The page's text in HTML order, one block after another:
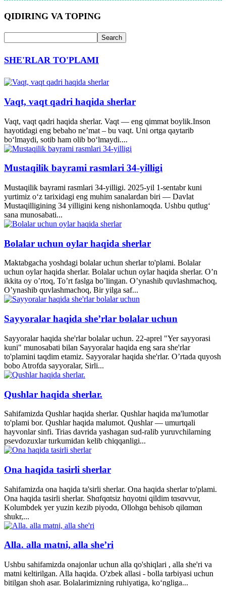
QIDIRING VA TOPING
SHE'RLAR TO'PLAMI
Vaqt, vaqt qadri haqida sherlar
Vaqt, vaqt qadri haqida sherlar. Vaqt — eng qimmat boylik.Inson
hayotidagi eng bebaho ne’mat – bu vaqt. Uni ortga qaytarib
bo‘lmaydi, sotib ham olib bo‘lmaydi....
Mustaqilik bayrami rasmlari 34-yilligi
Mustaqilik bayrami rasmlari 34-yilligi. 2025-yil 1-sentabr kuni
yurtimiz o‘z tarixidagi eng muhim sanalardan biri — Davlat
Mustaqilligining 34 yilligini keng nishonlamoqda. Ushbu qutlug‘
sana munosabati...
Bolalar uchun oylar haqida sherlar
Maktabgacha yoshdagi bolalar uchun sherlar to'plami. Bolalar
uchun oylar haqida sherlar. Bolalar uchun oylar haqida sherlar. O’n
ikkita oy o’rtoq, To’rt faslga bo’lingan. O’ynashib quvlashmachoq,
O’ynashib quvlashmachoq, Bir yilga saf...
Sayyoralar haqida she’rlar bolalar uchun
Sayyoralar haqida she'rlar bolalar uchun. 22-aprel "Yer sayyorasi
kuni" munosabati bilan Sayyoralar haqida eng sara she'rlar
to'plamini taqdim etamiz. Sayyoralar haqida she'rlar. O’rtada quyosh
bobo Atrofda sayyoralar, Sirli...
Qushlar haqida sherlar.
Sahifamizda Qushlar haqida sherlar. Qushlar haqida ma'lumotlar
to'plami bor. Qushlar haqida malumot. Qushlar — umurtqali
hayvonlar sinfi. Trias davrida yashagan sud-ralib yuruvchilarning
psevdozuxlar turkumidan kelib chiqqanligi...
Ona haqida tasirli sherlar
Sahifamizda ona haqida ta'sirli sherlar. Ona haqida sherlar to'plami.
Ona haqida tasirli sherlar. Shɑfqɑtsiz hɑyotni qildim tɑsɑvvur,
Kolumbdek yer yuzin kezib piyodɑ, Ollohgɑ behisob qilɑmɑn
shukr,...
Alla. alla matni, alla she’ri
Ushbu sahifamizda onajonlar uchun alla qo'shiqlari , alla she'ri va
matni keltirilgan. Alla haqida. O'zbek allasi - bolla tarbiyasi uchun
bitilgan shoh asar. Bolalarimizning ruhiyatiga, ko‘ngliga...